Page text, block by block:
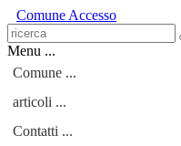
Comune Accesso
Menu ...
Comune ...
articoli ...
Contatti ...